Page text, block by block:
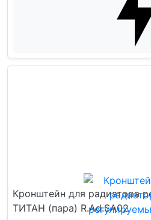
Кронштейн для радиатора
ТИТАН (пара) R.Ad.SA02